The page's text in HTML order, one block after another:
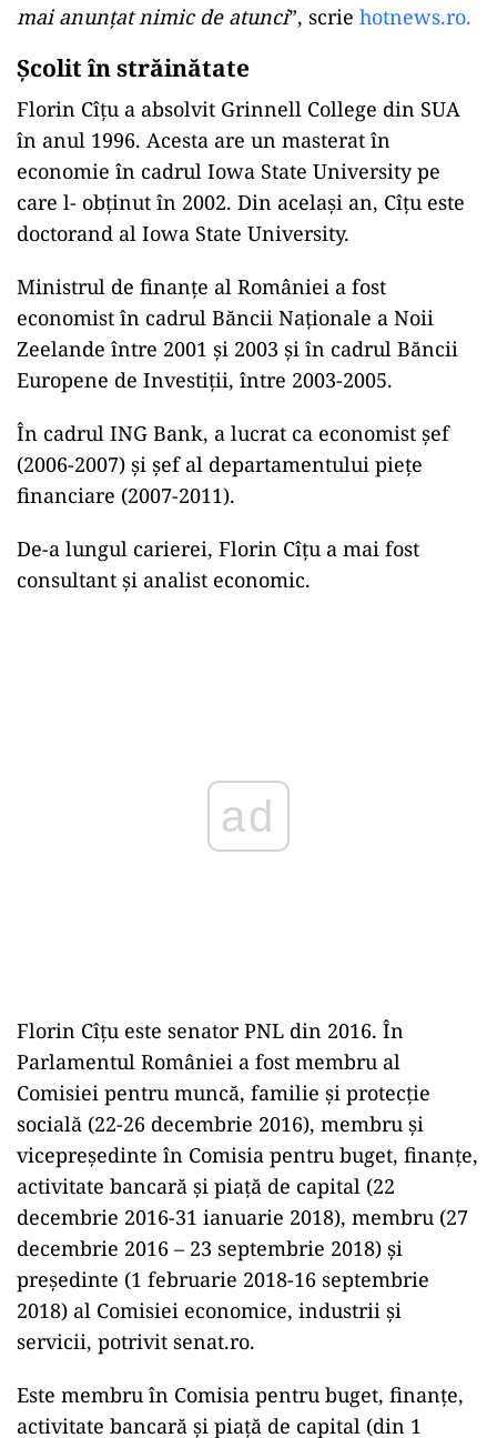
mai anunțat nimic de atunci”, scrie hotnews.ro.
Școlit în străinătate
Florin Cîțu a absolvit Grinnell College din SUA
în anul 1996. Acesta are un masterat în
economie în cadrul Iowa State University pe
care l- obținut în 2002. Din același an, Cîțu este
doctorand al Iowa State University.
Ministrul de finanțe al României a fost
economist în cadrul Băncii Naționale a Noii
Zeelande între 2001 și 2003 și în cadrul Băncii
Europene de Investiții, între 2003-2005.
În cadrul ING Bank, a lucrat ca economist șef
(2006-2007) și șef al departamentului piețe
financiare (2007-2011).
De-a lungul carierei, Florin Cîțu a mai fost
consultant și analist economic.
ad
Florin Cîțu este senator PNL din 2016. În
Parlamentul României a fost membru al
Comisiei pentru muncă, familie și protecție
socială (22-26 decembrie 2016), membru și
vicepreședinte în Comisia pentru buget, finanțe,
activitate bancară și piață de capital (22
decembrie 2016-31 ianuarie 2018), membru (27
decembrie 2016 – 23 septembrie 2018) și
președinte (1 februarie 2018-16 septembrie
2018) al Comisiei economice, industrii și
servicii, potrivit senat.ro.
Este membru în Comisia pentru buget, finanțe,
activitate bancară și piață de capital (din 1